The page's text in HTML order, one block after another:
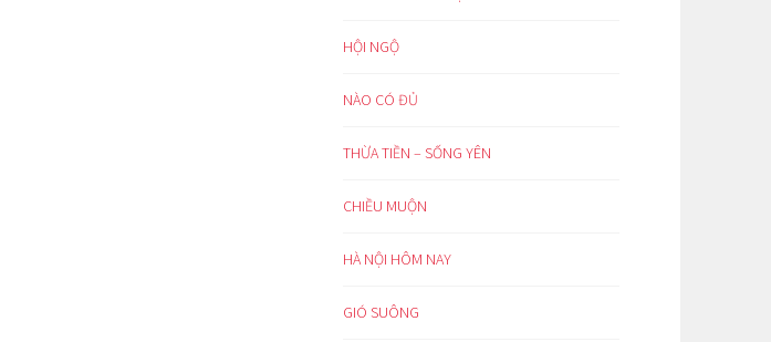
HỘI NGỘ
NÀO CÓ ĐỦ
THỪA TIỀN – SỐNG YÊN
CHIỀU MUỘN
HÀ NỘI HÔM NAY
GIÓ SUÔNG